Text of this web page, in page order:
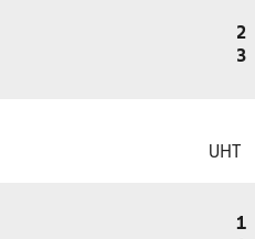
2
3
UHT
1